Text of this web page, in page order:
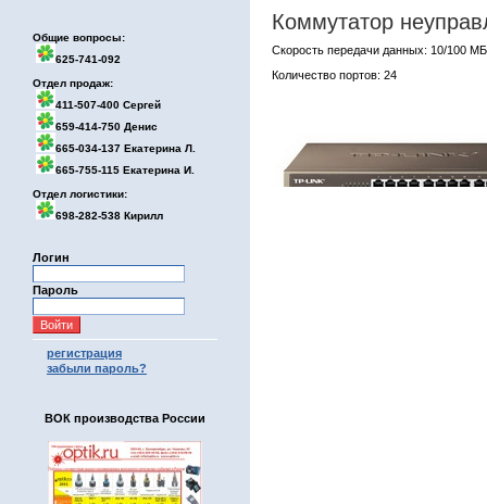
Общие вопросы:
625-741-092
Отдел продаж:
411-507-400 Сергей
659-414-750 Денис
665-034-137 Екатерина Л.
665-755-115 Екатерина И.
Отдел логистики:
698-282-538 Кирилл
Логин
Пароль
регистрация
забыли пароль?
ВОК производства России
Коммутатор
Скорость передачи данных: 10/100
Количество портов: 24